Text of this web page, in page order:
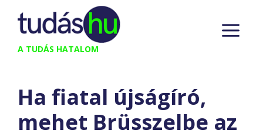
Kilépés
tartalomba
A TUDÁS HATALOM
Ha fiatal újságíró,
mehet Brüsszelbe az